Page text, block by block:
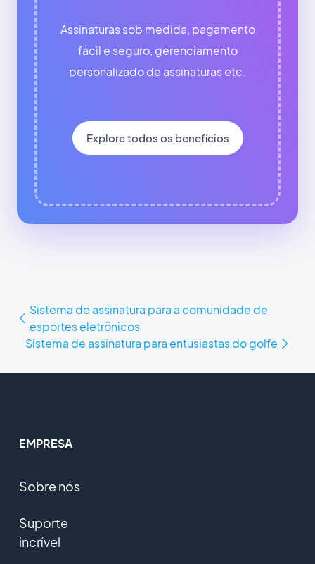
Assinaturas sob medida, pagamento
fácil e seguro, gerenciamento
personalizado de assinaturas etc.
Explore todos os benefícios
Sistema de assinatura para a comunidade de
esportes eletrônicos
Sistema de assinatura para entusiastas do golfe
EMPRESA
Sobre nós
Suporte
incrível